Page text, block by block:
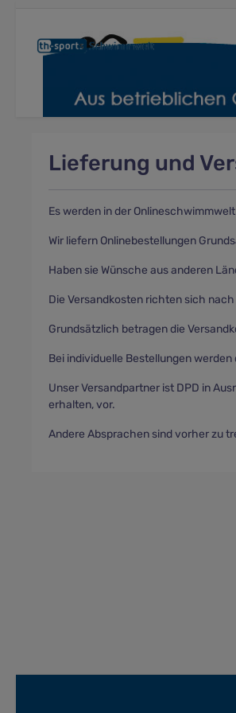
Lieferung und
Es werden in der
Wir liefern Onlinebestellungen
Haben sie Wünsche aus anderen
Die Versandkosten richten sich
Grundsätzlich betragen die
Bei individuelle Bestellungen
Unser Versandpartner ist DPD in
erhalten, vor.
Andere Absprachen sind vorher zu